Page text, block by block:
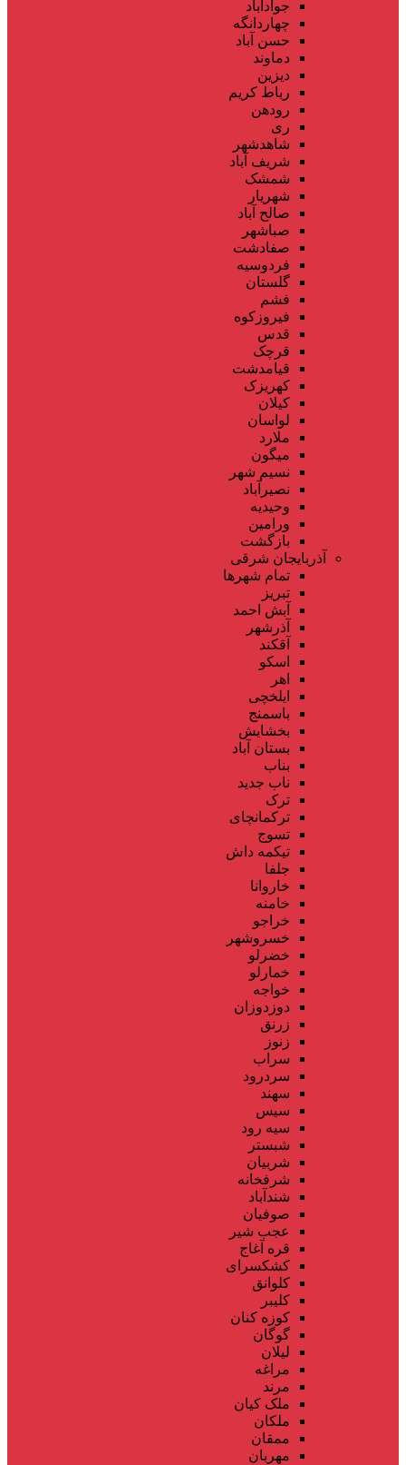
جوادآباد
چهاردانگه
حسن آباد
دماوند
دیزین
رباط کریم
رودهن
ری
شاهدشهر
شریف آباد
شمشک
شهریار
صالح آباد
صباشهر
صفادشت
فردوسیه
گلستان
فشم
فیروزکوه
قدس
قرچک
قیامدشت
کهریزک
کیلان
لواسان
ملارد
میگون
نسیم شهر
نصیرآباد
وحیدیه
ورامین
بازگشت
آذربایجان شرقی
تمام شهر‌ها
تبریز
آبش احمد
آذرشهر
آقکند
اسکو
اهر
ایلخچی
باسمنج
بخشایش
بستان آباد
بناب
ناب جدید
ترک
ترکمانچای
تسوج
تیکمه داش
جلفا
خاروانا
خامنه
خراجو
خسروشهر
خضرلو
خمارلو
خواجه
دوزدوزان
زرنق
زنوز
سراب
سردرود
سهند
سیس
سیه رود
شبستر
شربیان
شرفخانه
شندآباد
صوفیان
عجب شیر
قره آغاج
کشکسرای
کلوانق
کلیبر
کوزه کنان
گوگان
لیلان
مراغه
مرند
ملک کیان
ملکان
ممقان
مهربان